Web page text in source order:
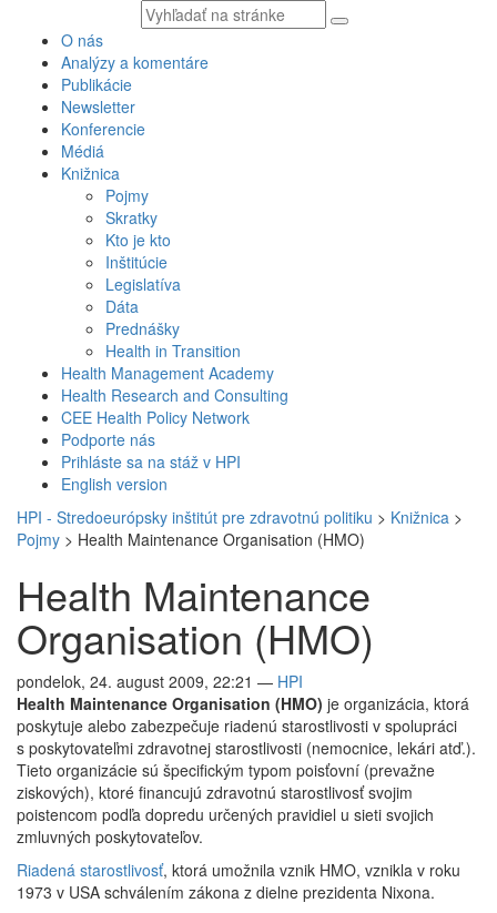
Vyhľadávaný
text
O nás
Analýzy a komentáre
Publikácie
Newsletter
Konferencie
Médiá
Knižnica
Pojmy
Skratky
Kto je kto
Inštitúcie
Legislatíva
Dáta
Prednášky
Health in Transition
Health Management Academy
Health Research and Consulting
CEE Health Policy Network
Podporte nás
Prihláste sa na stáž v HPI
English version
HPI - Stredoeurópsky inštitút pre zdravotnú politiku > Knižnica >
Pojmy > Health Maintenance Organisation (HMO)
Health Maintenance
Organisation (HMO)
pondelok, 24. august 2009, 22:21 — HPI
Health Maintenance Organisation (HMO) je organizácia, ktorá
poskytuje alebo zabezpečuje riadenú starostlivosti v spolupráci
s poskytovateľmi zdravotnej starostlivosti (nemocnice, lekári atď.).
Tieto organizácie sú špecifickým typom poisťovní (prevažne
ziskových), ktoré financujú zdravotnú starostlivosť svojim
poistencom podľa dopredu určených pravidiel u sieti svojich
zmluvných poskytovateľov.
Riadená starostlivosť, ktorá umožnila vznik HMO, vznikla v roku
1973 v USA schválením zákona z dielne prezidenta Nixona.